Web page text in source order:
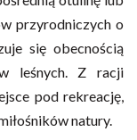
przyrodniczych o
się obecnością
leśnych. Z racji
pod rekreację,
natury.